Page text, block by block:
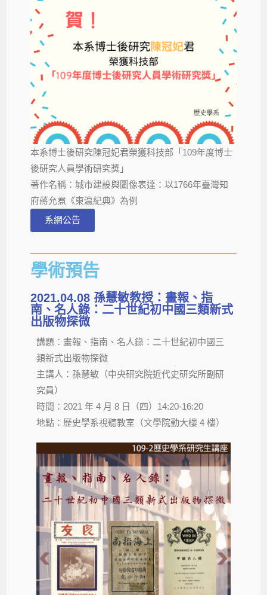
本系博士後研究陳冠妃君榮獲科技部「109年度博士
後研究人員學術研究獎」
著作名稱：城市建設與圖像表達：以1766年臺灣知
府蔣允焄《東瀛紀典》為例
系網公告
學術預告
2021.04.08 孫慧敏教授：畫報、指
南、名人錄：二十世紀初中國三類新式
出版物探微
講題：畫報、指南、名人錄：二十世紀初中國三
類新式出版物探微
主講人：孫慧敏（中央研究院近代史研究所副研
究員）
時間：2021 年 4 月 8 日（四）14:20-16:20
地點：歷史學系視聽教室（文學院勤大樓 4 樓）